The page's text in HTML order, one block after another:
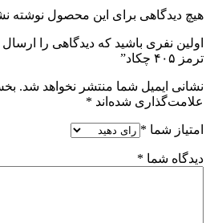
هیچ دیدگاهی برای این محصول نوشته
اولین نفری باشید که دیدگاهی را
ترمز ۴۰۵ چکاد”
نشانی ایمیل شما منتشر نخواهد شد.
علامت‌گذاری شده‌اند *
امتیاز شما *
دیدگاه شما *